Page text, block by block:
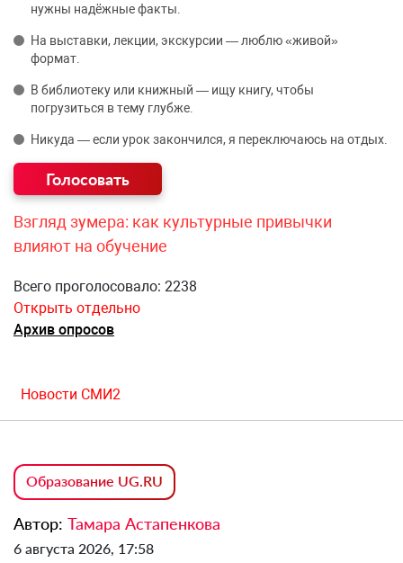
нужны надёжные факты.
На выставки, лекции, экскурсии — люблю «живой»
формат.
В библиотеку или книжный — ищу книгу, чтобы
погрузиться в тему глубже.
Никуда — если урок закончился, я переключаюсь на отдых.
Взгляд зумера: как культурные привычки
влияют на обучение
Всего проголосовало: 2238
Открыть отдельно
Архив опросов
Новости СМИ2
Образование UG.RU
Автор: Тамара Астапенкова
6 августа 2026, 17:58